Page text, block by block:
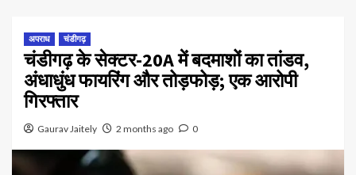
अपराध चंडीगढ़
चंडीगढ़ के सेक्टर-20A में बदमाशों का तांडव,
अंधाधुंध फायरिंग और तोड़फोड़; एक आरोपी
गिरफ्तार
Gaurav Jaitely 2 months ago 0